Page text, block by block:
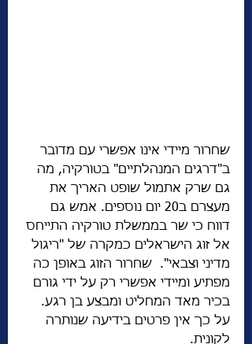
שחרור מיידי אינו אפשרי עם מדובר
ב"דרגים המנהלתיים" בטורקיה, מה
גם שרק אתמול שופט האריך את
מעצרם ב20 יום נוספים. אמש גם
דווח כי שר בממשלת טורקיה התייחס
אל זוג הישראלים כמקרה של "ריגול
מדיני וצבאי".  שחרור הזוג באופן כה
מפתיע ומיידי אפשרי רק על ידי גורם
בכיר מאד המחליט ומבצע בן רגע.
על כך אין פרטים בידיעה שנותרה
לקונית.